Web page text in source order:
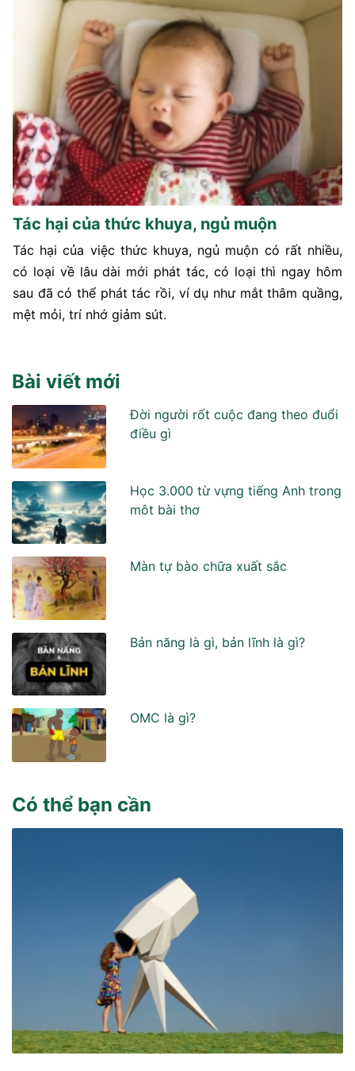
Tác hại của thức khuya, ngủ muộn
Tác hại của việc thức khuya, ngủ muộn có rất nhiều,
có loại về lâu dài mới phát tác, có loại thì ngay hôm
sau đã có thể phát tác rồi, ví dụ như mắt thâm quầng,
mệt mỏi, trí nhớ giảm sút.
Bài viết mới
Đời người rốt cuộc đang theo đuổi
điều gì
Học 3.000 từ vựng tiếng Anh trong
môt bài thơ
Màn tự bào chữa xuất sắc
Bản năng là gì, bản lĩnh là gì?
OMC là gì?
Có thể bạn cần